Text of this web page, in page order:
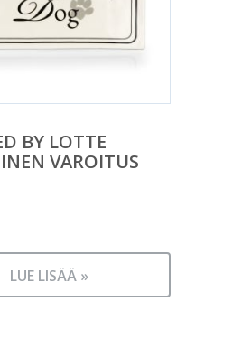
BY LOTTE
VAROITUS
LUE LISÄÄ »